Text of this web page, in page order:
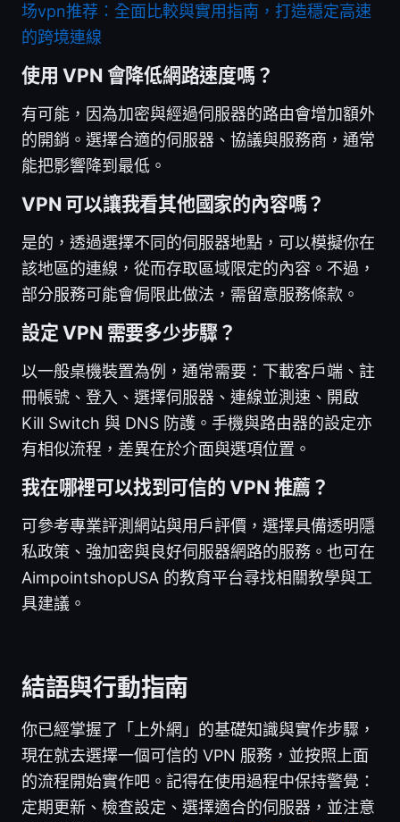
场vpn推荐：全面比較與實用指南，打造穩定高速
的跨境連線
使用 VPN 會降低網路速度嗎？
有可能，因為加密與經過伺服器的路由會增加額外
的開銷。選擇合適的伺服器、協議與服務商，通常
能把影響降到最低。
VPN 可以讓我看其他國家的內容嗎？
是的，透過選擇不同的伺服器地點，可以模擬你在
該地區的連線，從而存取區域限定的內容。不過，
部分服務可能會侷限此做法，需留意服務條款。
設定 VPN 需要多少步驟？
以一般桌機裝置為例，通常需要：下載客戶端、註
冊帳號、登入、選擇伺服器、連線並測速、開啟
Kill Switch 與 DNS 防護。手機與路由器的設定亦
有相似流程，差異在於介面與選項位置。
我在哪裡可以找到可信的 VPN 推薦？
可參考專業評測網站與用戶評價，選擇具備透明隱
私政策、強加密與良好伺服器網路的服務。也可在
AimpointshopUSA 的教育平台尋找相關教學與工
具建議。
結語與行動指南
你已經掌握了「上外網」的基礎知識與實作步驟，
現在就去選擇一個可信的 VPN 服務，並按照上面
的流程開始實作吧。記得在使用過程中保持警覺：
定期更新、檢查設定、選擇適合的伺服器，並注意